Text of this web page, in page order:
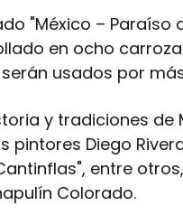
"México – Paraíso
en ocho
usados por
y tradiciones de
Diego
entre
Colorado.